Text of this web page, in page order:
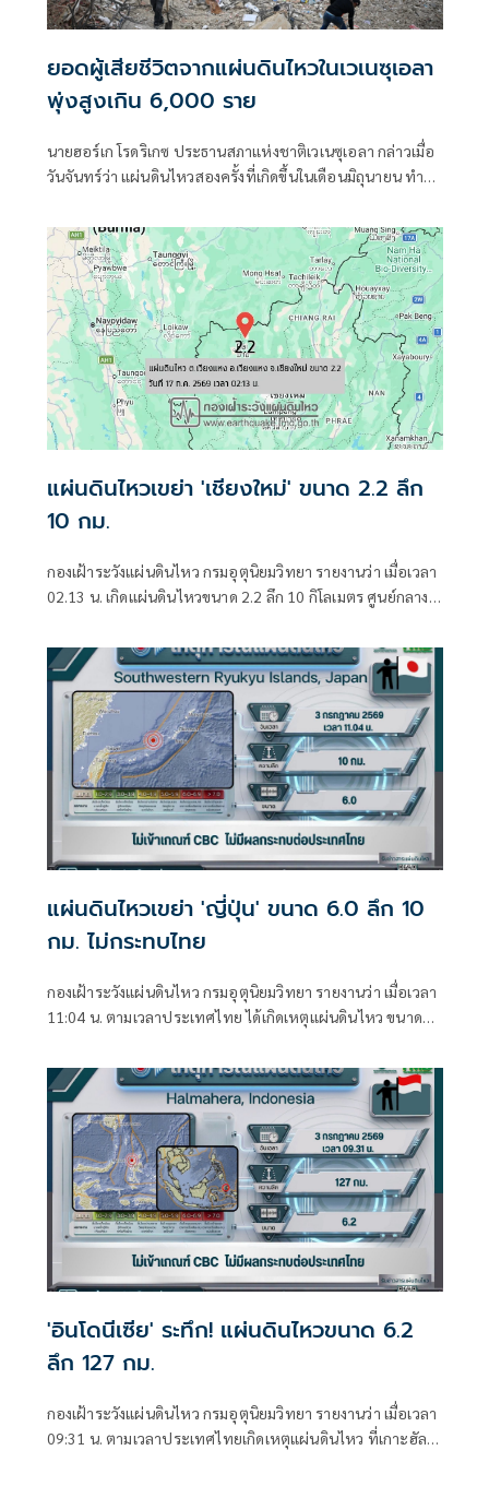
ยอดผู้เสียชีวิตจากแผ่นดินไหวในเวเนซุเอลา
พุ่งสูงเกิน 6,000 ราย
นายฮอร์เก โรดริเกซ ประธานสภาแห่งชาติเวเนซุเอลา กล่าวเมื่อ
วันจันทร์ว่า แผ่นดินไหวสองครั้งที่เกิดขึ้นในเดือนมิถุนายน ทำให้
แผ่นดินไหวเขย่า 'เชียงใหม่' ขนาด 2.2 ลึก
10 กม.
กองเฝ้าระวังแผ่นดินไหว กรมอุตุนิยมวิทยา รายงานว่า เมื่อเวลา
02.13 น. เกิดแผ่นดินไหวขนาด 2.2 ลึก 10 กิโลเมตร ศูนย์กลาง
แผ่นดินไหวเขย่า 'ญี่ปุ่น' ขนาด 6.0 ลึก 10
กม. ไม่กระทบไทย
กองเฝ้าระวังแผ่นดินไหว กรมอุตุนิยมวิทยา รายงานว่า เมื่อเวลา
11:04 น. ตามเวลาประเทศไทย ได้เกิดเหตุแผ่นดินไหว ขนาด
'อินโดนีเซีย' ระทึก! แผ่นดินไหวขนาด 6.2
ลึก 127 กม.
กองเฝ้าระวังแผ่นดินไหว กรมอุตุนิยมวิทยา รายงานว่า เมื่อเวลา
09:31 น. ตามเวลาประเทศไทยเกิดเหตุแผ่นดินไหว ที่เกาะฮัล